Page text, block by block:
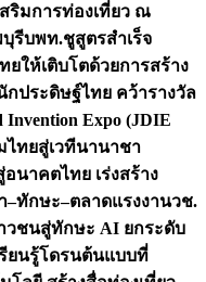
ริมการท่องเที่ยว ณ
บุรีบพท.ชูสูตรสำเร็จ
ยให้เติบโตด้วยการสร้าง
กประดิษฐ์ไทย คว้ารางวัล
Invention Expo (JDIE
ไทยสู่เวทีนานาชา
นาคตไทย เร่งสร้าง
–ทักษะ–ตลาดแรงงานวช.
วชนสู่ทักษะ AI ยกระดับ
ยนรู้โดรนต้นแบบที่